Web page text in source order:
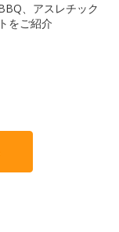
、アスレチック
をご紹介